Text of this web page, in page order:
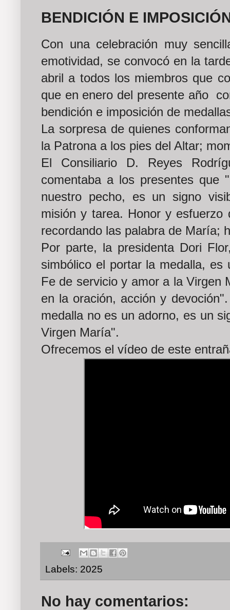
BENDICIÓN E
Con una celebración muy
emotividad, se convocó en la
abril a todos los miembros que
que en enero del presente año
bendición e imposición de
La sorpresa de quienes
la Patrona a los pies del Altar;
El Consiliario D. Reyes
comentaba a los presentes que
nuestro pecho, es un signo
misión y tarea. Honor y
recordando las palabra de María;
Por parte, la presidenta Dori
simbólico el portar la medalla, es
Fe de servicio y amor a la Virgen
en la oración, acción y
medalla no es un adorno, es un
Virgen María".
Ofrecemos el vídeo de este
Labels: 2025
No hay comentarios: